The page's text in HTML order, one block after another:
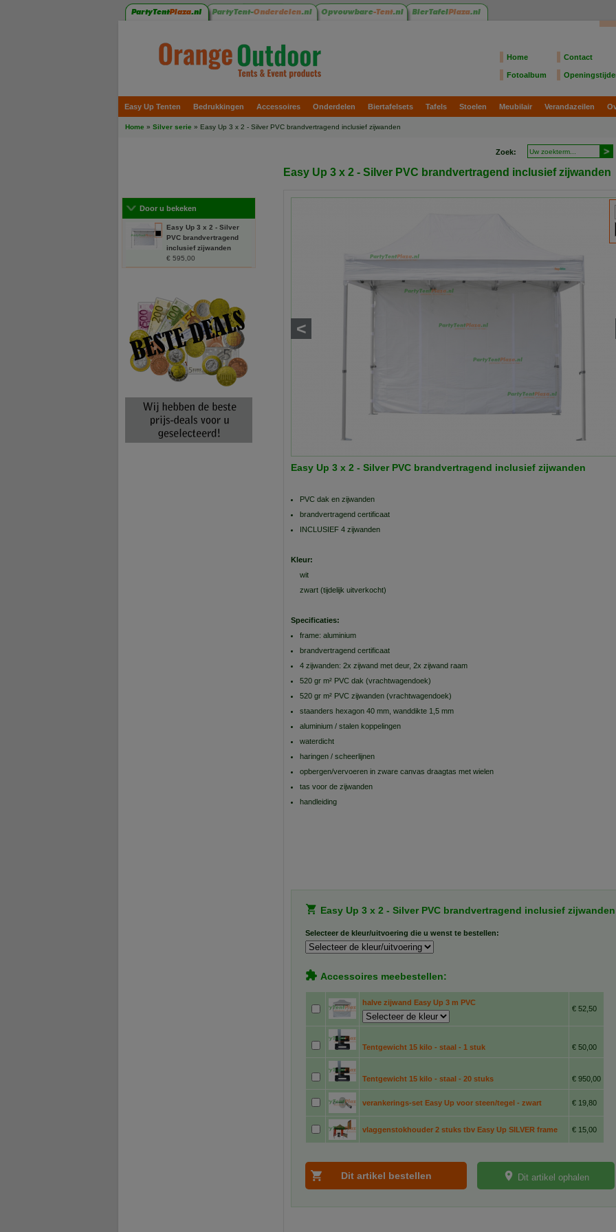
Home Contact
Fotoalbum
Easy Up Tenten Bedrukkingen Accessoires Onderdelen Biertafelsets Tafels Stoelen Meubilair Verandazeilen
Home » Silver serie » Easy Up 3 x 2 - Silver PVC brandvertragend inclusief zijwanden
Zoek:
Door u bekeken
Easy Up 3 x 2 - Silver
PVC brandvertragend
inclusief zijwanden
€ 595,00
Easy Up 3 x 2 - Silver PVC brandvertragend inclusief zijwanden
<
Easy Up 3 x 2 - Silver PVC brandvertragend inclusief zijwanden
PVC dak en zijwanden
brandvertragend certificaat
INCLUSIEF 4 zijwanden
Kleur:
wit
zwart (tijdelijk uitverkocht)
Specificaties:
frame: aluminium
brandvertragend certificaat
4 zijwanden: 2x zijwand met deur, 2x zijwand raam
520 gr m² PVC dak (vrachtwagendoek)
520 gr m² PVC zijwanden (vrachtwagendoek)
staanders hexagon 40 mm, wanddikte 1,5 mm
aluminium / stalen koppelingen
waterdicht
haringen / scheerlijnen
opbergen/vervoeren in zware canvas draagtas met wielen
tas voor de zijwanden
handleiding
Easy Up 3 x 2 - Silver PVC brandvertragend inclusief
Selecteer de kleur/uitvoering die u wenst te bestellen:
Accessoires meebestellen:
halve zijwand Easy Up 3 m PVC
€ 52,50
Tentgewicht 15 kilo - staal - 1 stuk € 50,00
Tentgewicht 15 kilo - staal - 20 stuks € 950,00
verankerings-set Easy Up voor steen/tegel - zwart € 19,80
vlaggenstokhouder 2 stuks tbv Easy Up SILVER frame € 15,00
Dit artikel ophalen